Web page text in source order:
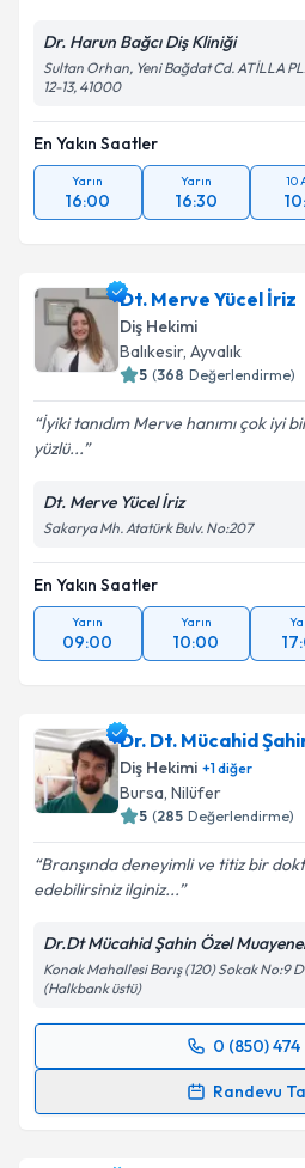
Takvim
Dr. Harun Bağcı Diş Kliniği
Sultan Orhan, Yeni Bağdat Cd. ATİLLA
12-13, 41000
En Yakın Saatler
Yarın
16:00
Yarın
16:30
10
Dt. Merve Yücel İriz
Diş Hekimi
Balıkesir, Ayvalık
5 (368 Değerlendirme)
İyiki tanıdım Merve hanımı çok iyi
yüzlü...
Dt. Merve Yücel İriz
Sakarya Mh. Atatürk Bulv. No:207
En Yakın Saatler
Yarın
09:00
Yarın
10:00
Dr. Dt. Mücahid
Diş Hekimi +1diğer
Bursa, Nilüfer
5 (285 Değerlendirme)
Branşında deneyimli ve titiz bir
edebilirsiniz ilginiz...
Dr.Dt Mücahid Şahin Özel
Konak Mahallesi Barış (120) Sokak No:9
(Halkbank üstü)
0 (850)
Randevu
Randevu Takvimi Talebi